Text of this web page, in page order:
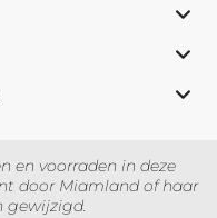
en voorraden in deze
door Miamland of haar
gewijzigd.